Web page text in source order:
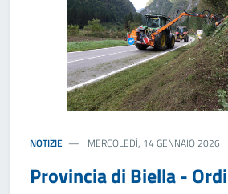
NOTIZIE MERCOLEDÌ, 14 GENNAIO 2026
Provincia di Biella -